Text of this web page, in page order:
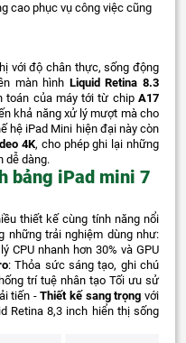
cao phục vụ công việc cũng
với độ chân thực, sống động
màn hình Liquid Retina 8.3
toán của máy tới từ chipA17
khả năng xử lý mượt mà cho
hệ iPad Mini hiện đại này còn
4K, cho phép ghi lại những
dễ dàng.
bảng iPad mini 7
thiết kế cùng tính năng nổi
những trải nghiệm dùng như:
CPU nhanh hơn 30% và GPU
: Thỏa sức sáng tạo, ghi chú
trí tuệ nhân tạo Tối ưu sử
tiến -Thiết kế sang trọng với
Retina 8,3 inch hiển thị sống